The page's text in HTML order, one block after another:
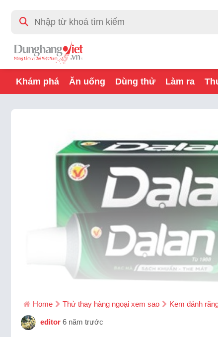
Khám phá Ăn uống Dùng thử Làm ra
Home Thử thay hàng ngoại xem sao Kem đánh
editor 6 năm trước